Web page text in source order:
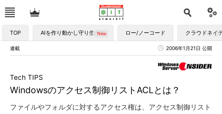
TOP AIを作り動かし守り生かす ロー/ノーコード クラウドネイ
連載 2006年1月21日 公開
Windowsのアクセス制御リストACLとは？
Tech TIPS
ファイルやフォルダに対するアクセス権は、アクセス制御リスト